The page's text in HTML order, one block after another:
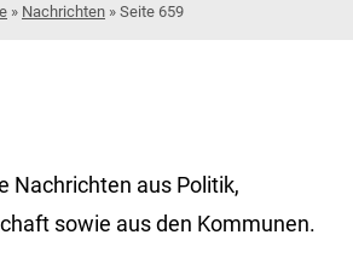
» Nachrichten » Seite 659
Nachrichten aus Politik,
sowie aus den Kommunen.